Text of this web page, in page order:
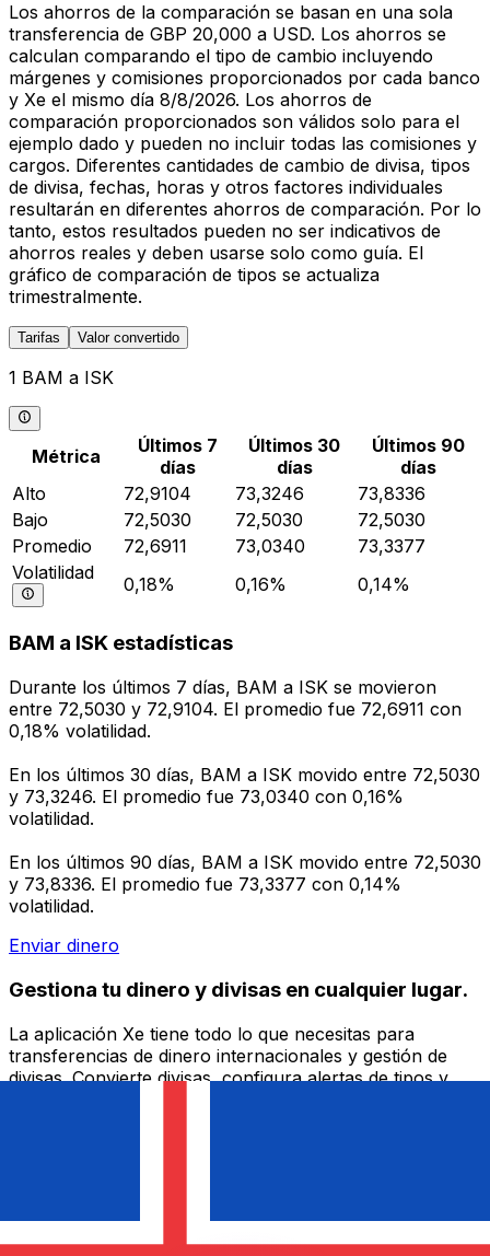
Los ahorros de la comparación se basan en una sola
transferencia de GBP 20,000 a USD. Los ahorros se
calculan comparando el tipo de cambio incluyendo
márgenes y comisiones proporcionados por cada banco
y Xe el mismo día 8/8/2026. Los ahorros de
comparación proporcionados son válidos solo para el
ejemplo dado y pueden no incluir todas las comisiones y
cargos. Diferentes cantidades de cambio de divisa, tipos
de divisa, fechas, horas y otros factores individuales
resultarán en diferentes ahorros de comparación. Por lo
tanto, estos resultados pueden no ser indicativos de
ahorros reales y deben usarse solo como guía. El
gráfico de comparación de tipos se actualiza
trimestralmente.
Tarifas Valor convertido
1 BAM a ISK
Métrica
Últimos 7
días
Últimos 30
días
Últimos 90
días
Alto
72,9104 73,3246
73,8336
Bajo
72,5030 72,5030
72,5030
Promedio
72,6911 73,0340
73,3377
Volatilidad
0,18% 0,16% 0,14%
BAM a ISK estadísticas
Durante los últimos 7 días, BAM a ISK se movieron
entre 72,5030 y 72,9104. El promedio fue 72,6911 con
0,18% volatilidad.
En los últimos 30 días, BAM a ISK movido entre 72,5030
y 73,3246. El promedio fue 73,0340 con 0,16%
volatilidad.
En los últimos 90 días, BAM a ISK movido entre 72,5030
y 73,8336. El promedio fue 73,3377 con 0,14%
volatilidad.
Enviar dinero
Gestiona tu dinero y divisas en cualquier lugar.
La aplicación Xe tiene todo lo que necesitas para
transferencias de dinero internacionales y gestión de
divisas. Convierte divisas, configura alertas de tipos y